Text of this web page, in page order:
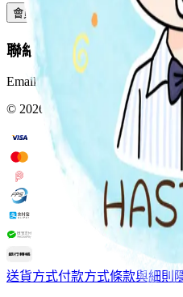
會員中心 訂單查詢 積分與獎賞
聯絡我們
Email:Info@hastore.app
© 2026 HASTORE. All rights
送貨方式付款方式條款與細則